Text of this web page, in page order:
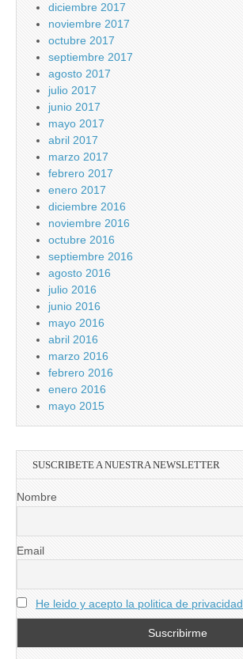
diciembre 2017
noviembre 2017
octubre 2017
septiembre 2017
agosto 2017
julio 2017
junio 2017
mayo 2017
abril 2017
marzo 2017
febrero 2017
enero 2017
diciembre 2016
noviembre 2016
octubre 2016
septiembre 2016
agosto 2016
julio 2016
junio 2016
mayo 2016
abril 2016
marzo 2016
febrero 2016
enero 2016
mayo 2015
SUSCRIBETE A NUESTRA NEWSLETTER
Nombre
Email
He leido y acepto la politica de privacidad